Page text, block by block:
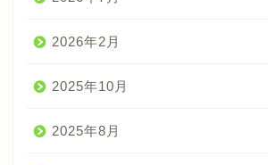
2026年2月
2025年10月
2025年8月